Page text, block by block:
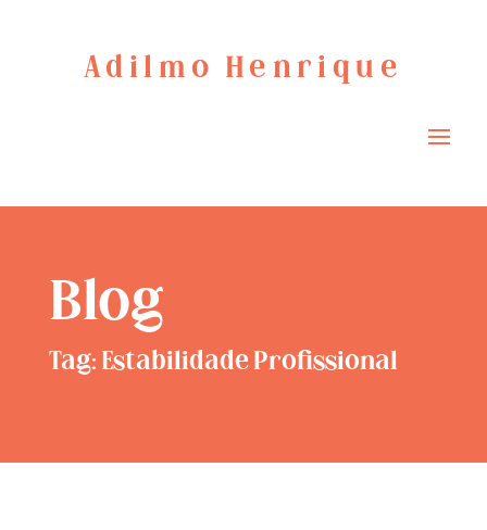
Adilmo Henrique
Blog
Tag: Estabilidade Profissional